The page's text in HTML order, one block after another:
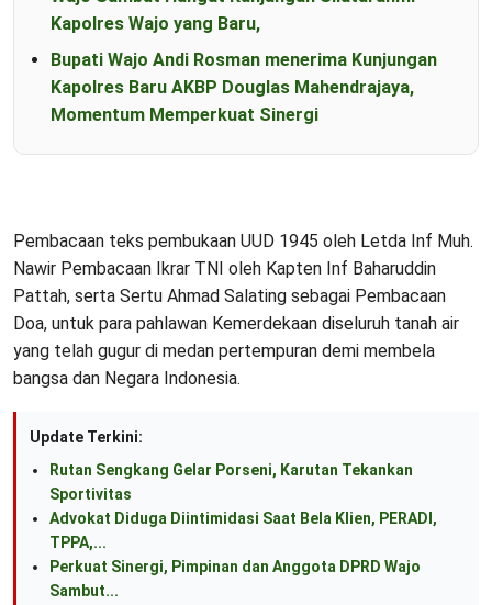
Kapolres Wajo yang Baru,
Bupati Wajo Andi Rosman menerima Kunjungan
Kapolres Baru AKBP Douglas Mahendrajaya,
Momentum Memperkuat Sinergi
Pembacaan teks pembukaan UUD 1945 oleh Letda Inf Muh.
Nawir Pembacaan Ikrar TNI oleh Kapten Inf Baharuddin
Pattah, serta Sertu Ahmad Salating sebagai Pembacaan
Doa, untuk para pahlawan Kemerdekaan diseluruh tanah air
yang telah gugur di medan pertempuran demi membela
bangsa dan Negara Indonesia.
Update Terkini:
Rutan Sengkang Gelar Porseni, Karutan Tekankan
Sportivitas
Advokat Diduga Diintimidasi Saat Bela Klien, PERADI,
TPPA,...
Perkuat Sinergi, Pimpinan dan Anggota DPRD Wajo
Sambut...